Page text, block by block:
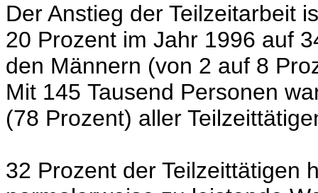
Der Anstieg der Teilzeitarbeit
20 Prozent im Jahr 1996 auf
den Männern (von 2 auf 8
Mit 145 Tausend Personen
(78 Prozent) aller
32 Prozent der Teilzeittätigen